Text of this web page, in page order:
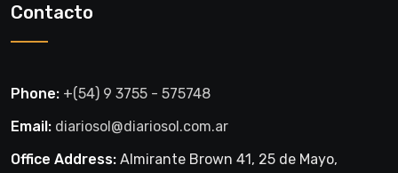
Contacto
Phone: +(54) 9 3755 - 575748
Email: diariosol@diariosol.com.ar
Office Address: Almirante Brown 41, 25 de Mayo,